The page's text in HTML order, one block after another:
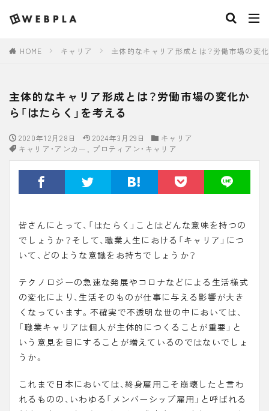
HOME キャリア 主体的なキャリア形成とは？労働市場の変
主体的なキャリア形成とは？労働市場の変化か
ら「はたらく」を考える
2020年12月28日 2024年3月29日
キャリア
キャリア・アンカー
プロティアン・キャリア
皆さんにとって、「はたらく」ことはどんな意味を持つの
でしょうか？そして、職業人生における「キャリア」につ
いて、どのような意識をお持ちでしょうか？
テクノロジーの急速な発展やコロナなどによる生活様式
の変化により、生活そのものが仕事に与える影響が大き
くなっています。不確実で不透明な世の中においては、
「職業キャリアは個人が主体的につくることが重要」と
いう意見を目にすることが増えているのではないでしょ
うか。
これまで日本においては、終身雇用こそ崩壊したと言わ
れるものの、いわゆる「メンバーシップ雇用」と呼ばれる